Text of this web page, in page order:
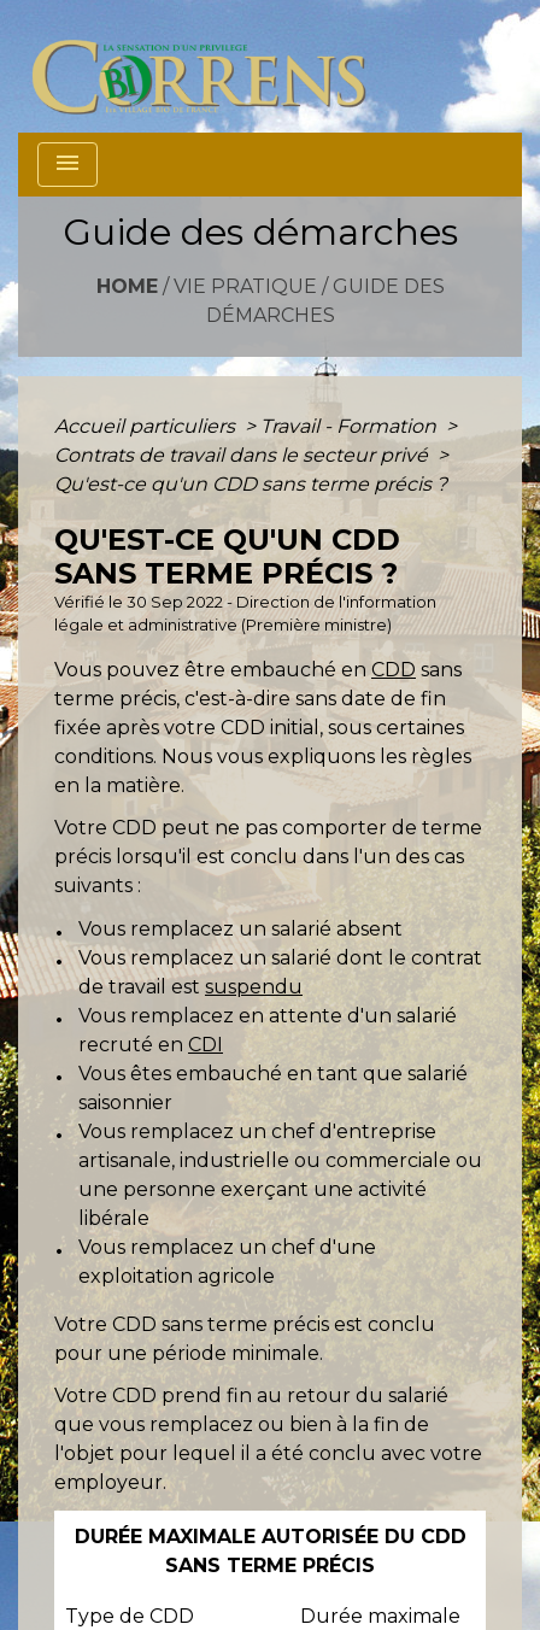
menu
Guide des démarches
HOME/ VIE PRATIQUE / GUIDE DES
DÉMARCHES
Accueil particuliers > Travail - Formation >
Contrats de travail dans le secteur privé >
Qu'est-ce qu'un CDD sans terme précis ?
QU'EST-CE QU'UN CDD
SANS TERME PRÉCIS ?
Vérifié le 30 Sep 2022 - Direction de l'information
légale et administrative (Première ministre)
Vous pouvez être embauché en CDD sans
terme précis, c'est-à-dire sans date de fin
fixée après votre CDD initial, sous certaines
conditions. Nous vous expliquons les règles
en la matière.
Votre CDD peut ne pas comporter de terme
précis lorsqu'il est conclu dans l'un des cas
suivants :
Vous remplacez un salarié absent
Vous remplacez un salarié dont le contrat
de travail est suspendu
Vous remplacez en attente d'un salarié
recruté en CDI
Vous êtes embauché en tant que salarié
saisonnier
Vous remplacez un chef d'entreprise
artisanale, industrielle ou commerciale ou
une personne exerçant une activité
libérale
Vous remplacez un chef d'une
exploitation agricole
Votre CDD sans terme précis est conclu
pour une période minimale.
Votre CDD prend fin au retour du salarié
que vous remplacez ou bien à la fin de
l'objet pour lequel il a été conclu avec votre
employeur.
DURÉE MAXIMALE AUTORISÉE DU CDD
SANS TERME PRÉCIS
Type de CDD Durée maximale